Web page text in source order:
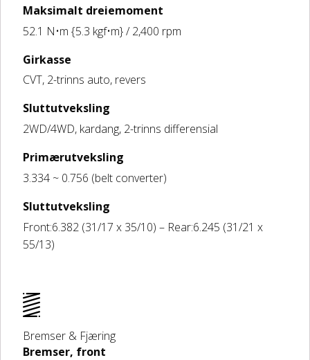
Maksimalt dreiemoment
52.1 N•m {5.3 kgf•m} / 2,400 rpm
Girkasse
CVT, 2-trinns auto, revers
Sluttutveksling
2WD/4WD, kardang, 2-trinns differensial
Primærutveksling
3.334 ~ 0.756 (belt converter)
Sluttutveksling
Front:6.382 (31/17 x 35/10) – Rear:6.245 (31/21 x
55/13)
Bremser & Fjæring
Bremser, front